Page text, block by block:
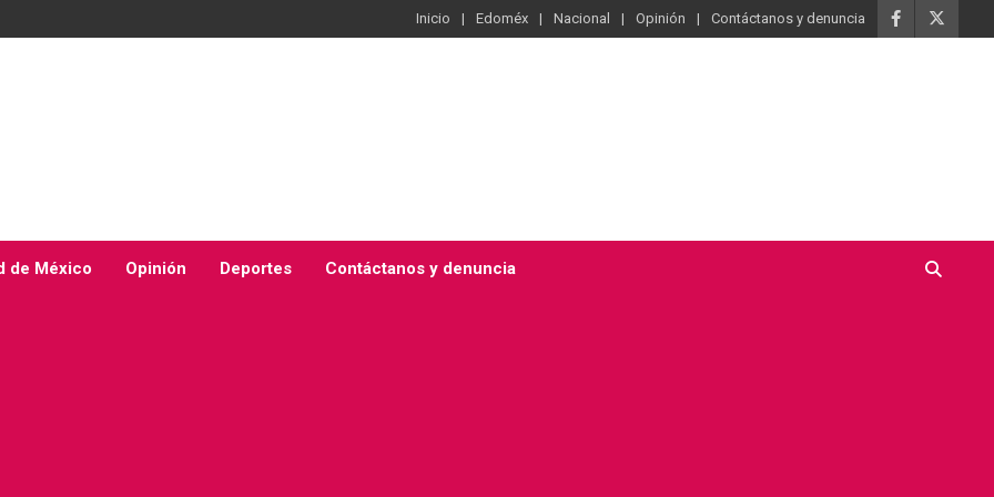
Inicio Edoméx Nacional Opinión Contáctanos y denuncia
de México Opinión Deportes Contáctanos y denuncia